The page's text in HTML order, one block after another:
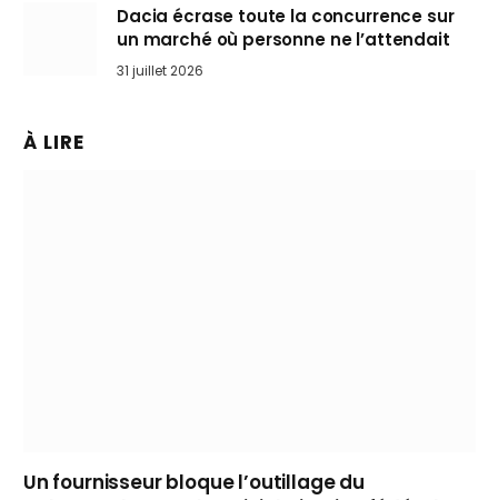
Dacia écrase toute la concurrence sur
un marché où personne ne l’attendait
31 juillet 2026
À LIRE
Un fournisseur bloque l’outillage du